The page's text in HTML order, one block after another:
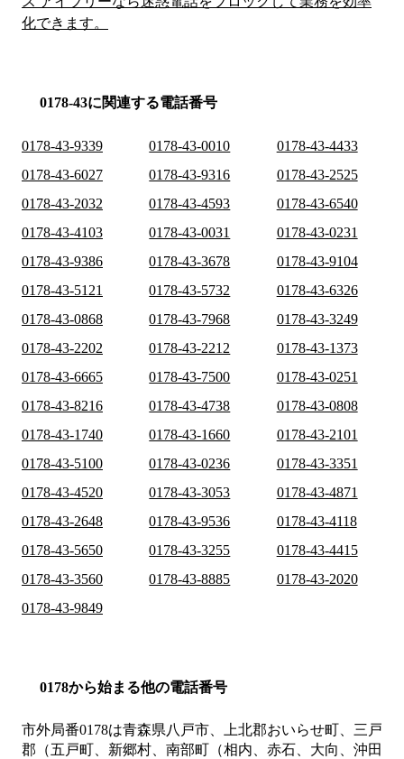
化できます。
0178-43に関連する電話番号
0178-43-9339 0178-43-0010
0178-43-4433
0178-43-6027
0178-43-9316
0178-43-2525
0178-43-2032
0178-43-4593
0178-43-6540
0178-43-4103
0178-43-0031
0178-43-0231
0178-43-9386
0178-43-3678
0178-43-9104
0178-43-5121
0178-43-5732
0178-43-6326
0178-43-0868
0178-43-7968
0178-43-3249
0178-43-2202
0178-43-2212
0178-43-1373
0178-43-6665
0178-43-7500
0178-43-0251
0178-43-8216
0178-43-4738
0178-43-0808
0178-43-1740
0178-43-1660
0178-43-2101
0178-43-5100
0178-43-0236
0178-43-3351
0178-43-4520
0178-43-3053
0178-43-4871
0178-43-2648
0178-43-9536
0178-43-4118
0178-43-5650
0178-43-3255
0178-43-4415
0178-43-3560
0178-43-8885
0178-43-2020
0178-43-9849
0178から始まる他の電話番号
市外局番0178は青森県八戸市、上北郡おいらせ町、三戸
郡（五戸町、新郷村、南部町（相内、赤石、大向、沖田